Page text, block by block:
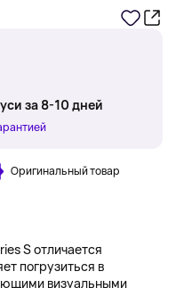
за 8-10 дней
Оригинальный товар
S отличается
погрузиться в
визуальными